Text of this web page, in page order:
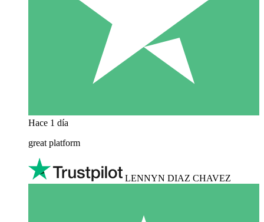
Hace 1 día
great platform
LENNYN DIAZ CHAVEZ